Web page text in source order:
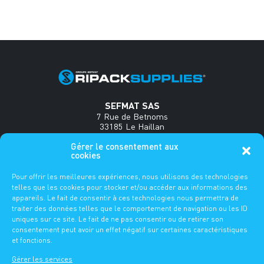
Gérer le consentement aux
cookies
Pour offrir les meilleures expériences, nous utilisons des technologies
telles que les cookies pour stocker et/ou accéder aux informations des
appareils. Le fait de consentir à ces technologies nous permettra de
traiter des données telles que le comportement de navigation ou les ID
uniques sur ce site. Le fait de ne pas consentir ou de retirer son
consentement peut avoir un effet négatif sur certaines caractéristiques
et fonctions.
Gérer les services
SEFMAT SAS
7 Rue de Betnoms
33185 Le Haillan
Tel : +33(0)5 56 34 35 18
FAQ
ES DE FR EN